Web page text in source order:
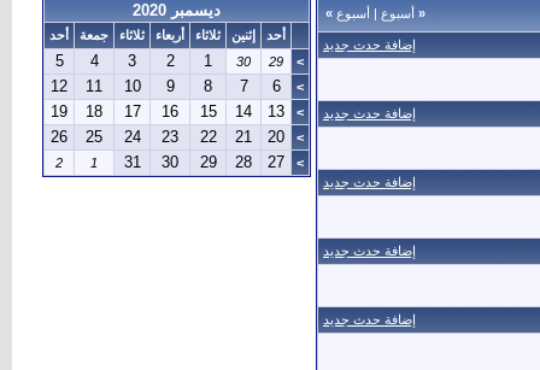
« أسبوع | أسبوع »
إضافة حدث جديد
إضافة حدث جديد
إضافة حدث جديد
إضافة حدث جديد
إضافة حدث جديد
ديسمبر 2020
أحد إثنين ثلاثاء أربعاء ثلاثاء جمعة
أحد
>
29
30
1
2
3
4
5
>
6
7
8
9
10
11
12
>
13
14
15
16
17
18
19
>
20
21
22
23
24
25
26
>
27
28
29
30
31
1
2